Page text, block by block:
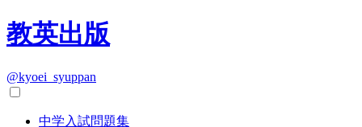
教英出版
@kyoei_syuppan
中学入試問題集